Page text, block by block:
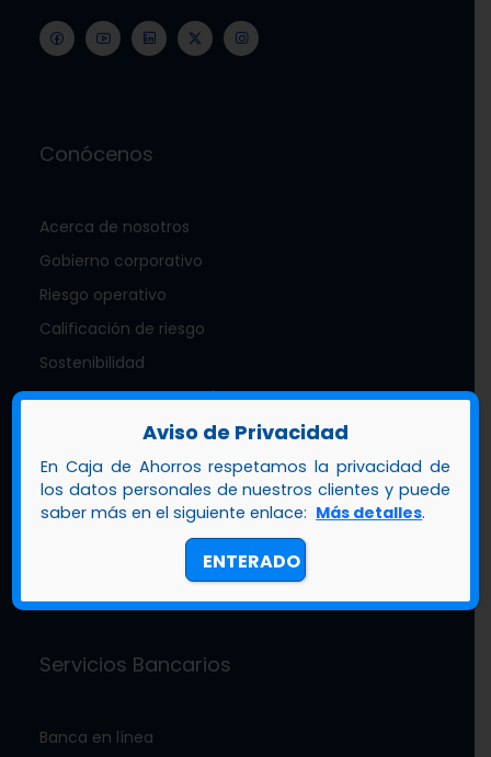
Conócenos
Acerca de nosotros
Gobierno corporativo
Riesgo operativo
Calificación de riesgo
Sostenibilidad
Nuestra mascota zambo
Documentos de interés
Memoria anual
Estados financieros
Crecimiento y transformación
Servicios Bancarios
Banca en línea
Aviso de Privacidad
En Caja de Ahorros respetamos la privacidad de
los datos personales de nuestros clientes y puede
saber más en el siguiente enlace: Más detalles.
ENTERADO